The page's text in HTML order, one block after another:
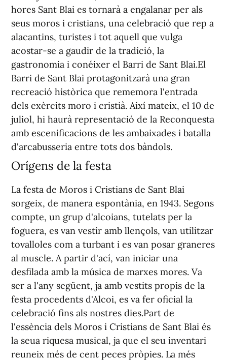
hores Sant Blai es tornarà a engalanar per als
seus moros i cristians, una celebració que rep a
alacantins, turistes i tot aquell que vulga
acostar-se a gaudir de la tradició, la
gastronomia i conéixer el Barri de Sant Blai.El
Barri de Sant Blai protagonitzarà una gran
recreació històrica que rememora l'entrada
dels exèrcits moro i cristià. Així mateix, el 10 de
juliol, hi haurà representació de la Reconquesta
amb escenificacions de les ambaixades i batalla
d'arcabusseria entre tots dos bàndols.
Orígens de la festa
La festa de Moros i Cristians de Sant Blai
sorgeix, de manera espontània, en 1943. Segons
compte, un grup d'alcoians, tutelats per la
foguera, es van vestir amb llençols, van utilitzar
tovalloles com a turbant i es van posar graneres
al muscle. A partir d'ací, van iniciar una
desfilada amb la música de marxes mores. Va
ser a l'any següent, ja amb vestits propis de la
festa procedents d'Alcoi, es va fer oficial la
celebració fins als nostres dies.Part de
l'essència dels Moros i Cristians de Sant Blai és
la seua riquesa musical, ja que el seu inventari
reuneix més de cent peces pròpies. La més